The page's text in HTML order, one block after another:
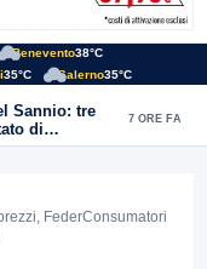
Benevento38°C
35°C Salerno35°C
Sannio: tre
di
kg di
7 ORE FA
FederConsumatori